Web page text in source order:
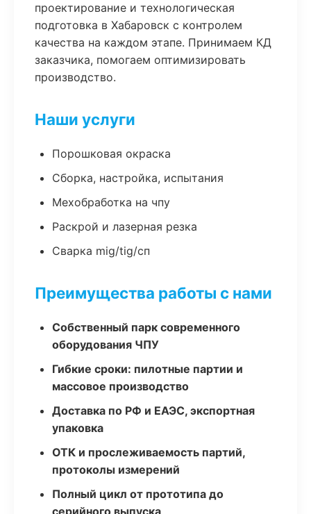
проектирование и технологическая
подготовка в Хабаровск с контролем
качества на каждом этапе. Принимаем КД
заказчика, помогаем оптимизировать
производство.
Наши услуги
Порошковая окраска
Сборка, настройка, испытания
Мехобработка на чпу
Раскрой и лазерная резка
Сварка mig/tig/сп
Преимущества работы с нами
Собственный парк современного
оборудования ЧПУ
Гибкие сроки: пилотные партии и
массовое производство
Доставка по РФ и ЕАЭС, экспортная
упаковка
ОТК и прослеживаемость партий,
протоколы измерений
Полный цикл от прототипа до
серийного выпуска